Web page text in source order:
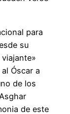
para
su
Óscar a
de los
de este